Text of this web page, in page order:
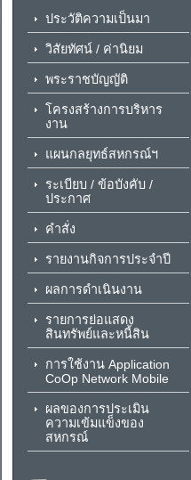
ประวัติความเป็นมา
วิสัยทัศน์ / ค่านิยม
พระราชบัญญัติ
โครงสร้างการบริหาร
งาน
แผนกลยุทธ์สหกรณ์ฯ
ระเบียบ / ข้อบังคับ /
ประกาศ
คำสั่ง
รายงานกิจการประจำปี
ผลการดำเนินงาน
รายการย่อแสดง
สินทรัพย์และหนี้สิน
การใช้งาน Application
CoOp Network Mobile
ผลของการประเมิน
ความเข้มแข็งของ
สหกรณ์